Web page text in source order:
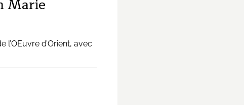
Marie
d’Orient, avec